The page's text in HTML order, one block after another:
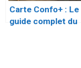
Carte Confo+ : Le
guide complet du